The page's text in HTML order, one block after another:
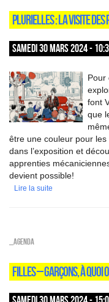
PLURIELLES : LA VISITE DES
SAMEDI 30 MARS 2024 -
Pour
font
que
être une couleur pour
dans l’exposition et
apprenties
devient possible!
Lire la suite
_Agenda
FILLES – GARÇONS, À QUOI